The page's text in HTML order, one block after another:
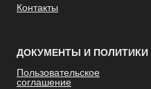
Контакты
ДОКУМЕНТЫ И ПОЛИТИКИ
Пользовательское
соглашение